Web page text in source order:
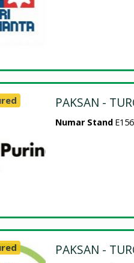
PAKSAN -
Numar Stand E156
PAKSAN -